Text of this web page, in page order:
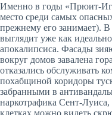
Именно в годы «Прюит-
место среди самых
прежнему его занимает).
выглядит уже как
апокалипсиса. Фасады
вокруг домов завалена
отказались обслуживать
похабщиной коридоры
забранными в
наркотрафика Сент-
клетках можно видеть